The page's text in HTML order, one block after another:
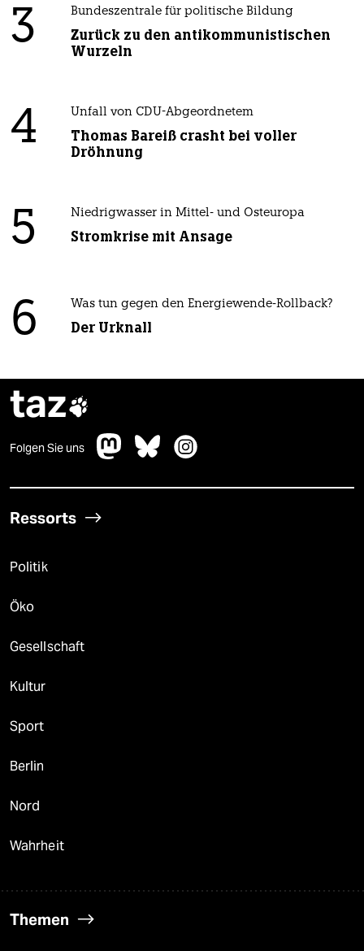
3 Bundeszentrale für politische Bildung
Zurück zu den antikommunistischen
Wurzeln
4 Unfall von CDU-Abgeordnetem
Thomas Bareiß crasht bei voller
Dröhnung
5 Niedrigwasser in Mittel- und Osteuropa
Stromkrise mit Ansage
6 Was tun gegen den Energiewende-Rollback?
Der Urknall
taz
Folgen Sie uns
Ressorts
Politik
Öko
Gesellschaft
Kultur
Sport
Berlin
Nord
Wahrheit
Themen